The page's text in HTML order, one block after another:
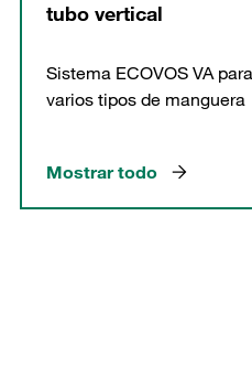
tubo vertical
Sistema ECOVOS VA para
varios tipos de manguera
Mostrar todo